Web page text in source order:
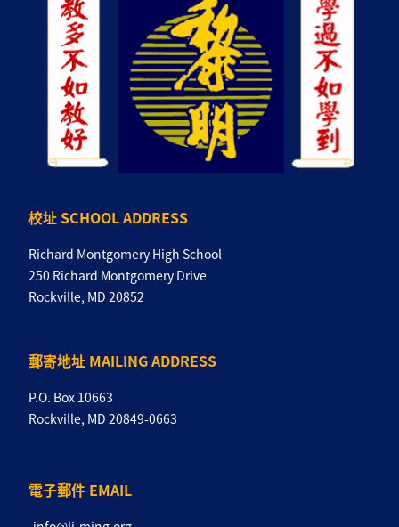
校址 SCHOOL ADDRESS
Richard Montgomery High School
250 Richard Montgomery Drive
Rockville, MD 20852
郵寄地址 MAILING ADDRESS
P.O. Box 10663
Rockville, MD 20849-0663
電子郵件 EMAIL